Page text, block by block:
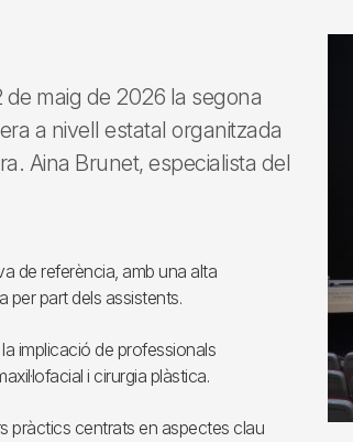
de maig de 2026 la segona
a nivell estatal organitzada
Aina Brunet, especialista del
de referència, amb una alta
per part dels assistents.
implicació de professionals
i cirurgia plàstica.
pràctics centrats en aspectes clau